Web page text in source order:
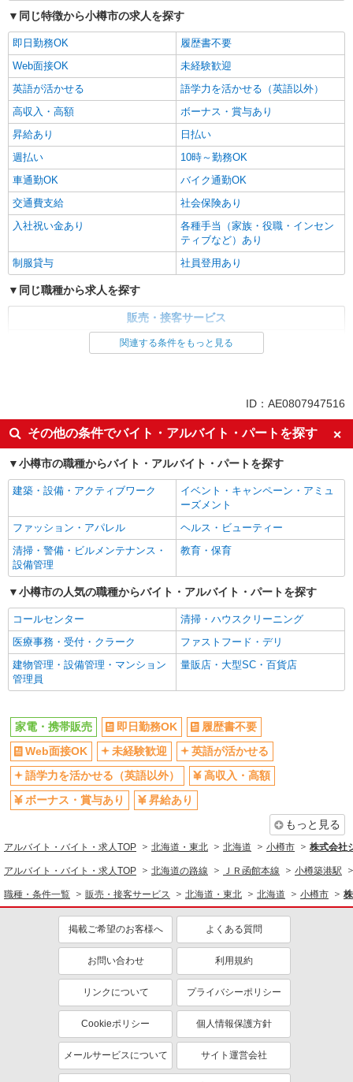
同じ特徴から小樽市の求人を探す
即日勤務OK
履歴書不要
Web面接OK
未経験歓迎
英語が活かせる
語学力を活かせる（英語以外）
高収入・高額
ボーナス・賞与あり
昇給あり
日払い
週払い
10時～勤務OK
車通勤OK
バイク通勤OK
交通費支給
社会保険あり
入社祝い金あり
各種手当（家族・役職・インセン
ティブなど）あり
制服貸与
社員登用あり
同じ職種から求人を探す
販売・接客サービス
ボーナス・賞与あり
日払い
車通勤OK
交通費支給
社会保険あり
社員登用あり
関連する条件をもっと見る
ID：AE0807947516
その他の条件でバイト・アルバイト・パートを探す
小樽市の職種からバイト・アルバイト・パートを探す
建築・設備・アクティブワーク
イベント・キャンペーン・アミュ
ーズメント
ファッション・アパレル
ヘルス・ビューティー
清掃・警備・ビルメンテナンス・
設備管理
教育・保育
小樽市の人気の職種からバイト・アルバイト・パートを探す
コールセンター
清掃・ハウスクリーニング
医療事務・受付・クラーク
ファストフード・デリ
建物管理・設備管理・マンション
管理員
量販店・大型SC・百貨店
家電・携帯販売 即日勤務OK
履歴書不要
Web面接OK
未経験歓迎
英語が活かせる
語学力を活かせる（英語以外）
高収入・高額
ボーナス・賞与あり
昇給あり
もっと見る
アルバイト・バイト・求人TOP 北海道・東北 北海道 小樽市 株式会社
アルバイト・バイト・求人TOP 北海道の路線 ＪＲ函館本線 小樽築港駅
職種・条件一覧 販売・接客サービス 北海道・東北 北海道 小樽市
掲載ご希望のお客様へ よくある質問
お問い合わせ 利用規約
リンクについて プライバシーポリシー
Cookieポリシー 個人情報保護方針
メールサービスについて サイト運営会社